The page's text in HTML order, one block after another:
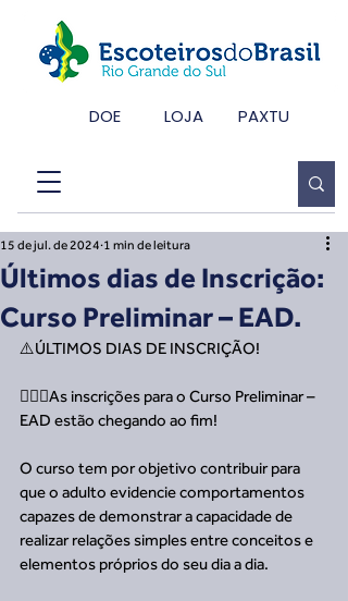
DOE LOJA PAXTU
Últimos dias de Inscrição:
Curso Preliminar – EAD.
15 de jul. de 2024 1 min de leitura
⚠️ÚLTIMOS DIAS DE INSCRIÇÃO!
🙋🏼‍♂️As inscrições para o Curso Preliminar –
EAD estão chegando ao fim!
O curso tem por objetivo contribuir para
que o adulto evidencie comportamentos
capazes de demonstrar a capacidade de
realizar relações simples entre conceitos e
elementos próprios do seu dia a dia.